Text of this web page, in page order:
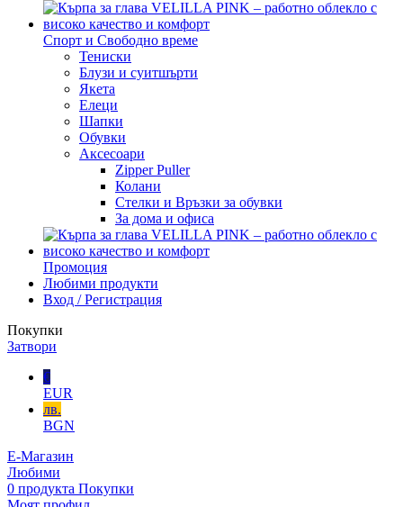
Спорт и Свободно време
Тениски
Блузи и суитшърти
Якета
Елеци
Шапки
Обувки
Аксесоари
Zipper Puller
Колани
Стелки и Връзки за обувки
За дома и офиса
Промоция
Любими продукти
Вход / Регистрация
Покупки
Затвори
€
EUR
лв.
BGN
Е-Магазин
Любими
0 продукта Покупки